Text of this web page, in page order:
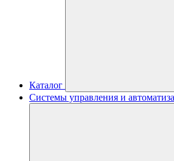
Каталог
Системы управления и